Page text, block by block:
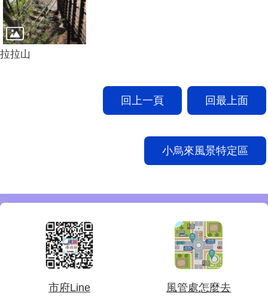
拉拉山
回上一頁 回最上面
小烏來風景特定區
:::
市府Line 風管處怎麼去